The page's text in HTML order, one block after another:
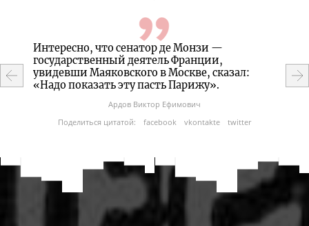
Интересно, что сенатор де Монзи —
государственный деятель Франции,
увидевши Маяковского в Москве, сказал:
«Надо показать эту пасть Парижу».
Ардов Виктор Ефимович
Поделиться цитатой:
facebook vkontakte twitter
вот